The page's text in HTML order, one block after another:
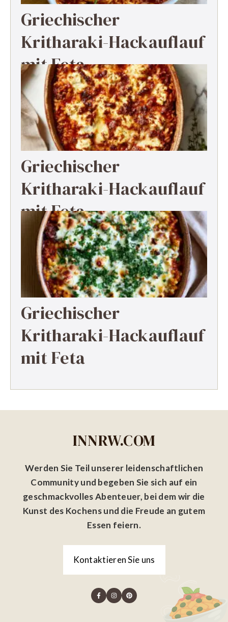
Griechischer
Kritharaki-Hackauflauf
mit Feta
Griechischer
Kritharaki-Hackauflauf
mit Feta
Griechischer
Kritharaki-Hackauflauf
mit Feta
INNRW.COM
Werden Sie Teil unserer leidenschaftlichen
Community und begeben Sie sich auf ein
geschmackvolles Abenteuer, bei dem wir die
Kunst des Kochens und die Freude an gutem
Essen feiern.
Kontaktieren Sie uns